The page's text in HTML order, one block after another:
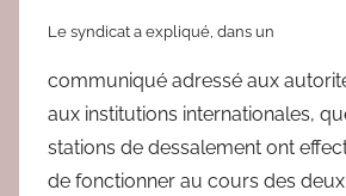
Le syndicat a expliqué, dans un
communiqué adressé aux
aux institutions internationales,
stations de dessalement ont
de fonctionner au cours des